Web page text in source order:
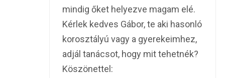
mindig őket helyezve magam elé.
Kérlek kedves Gábor, te aki hasonló
korosztályú vagy a gyerekeimhez,
adjál tanácsot, hogy mit tehetnék?
Köszönettel: